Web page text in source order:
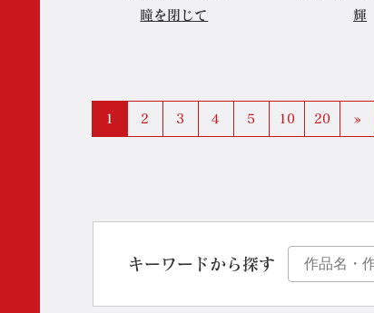
瞳を閉じて 輝
1 2 3 4 5 10 20 »
キーワードから探す